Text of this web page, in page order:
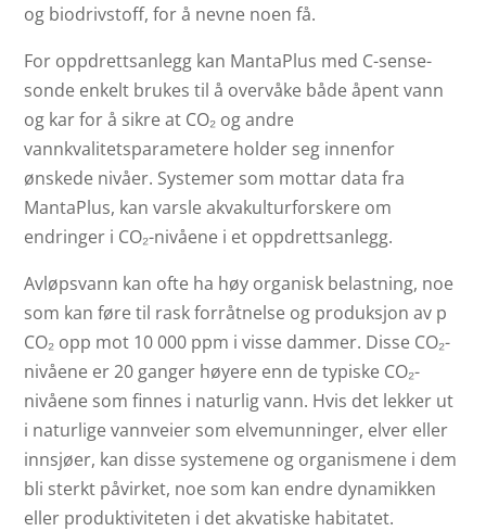
og biodrivstoff, for å nevne noen få.
For oppdrettsanlegg kan MantaPlus med C-sense-
sonde enkelt brukes til å overvåke både åpent vann
og kar for å sikre at CO₂ og andre
vannkvalitetsparametere holder seg innenfor
ønskede nivåer. Systemer som mottar data fra
MantaPlus, kan varsle akvakulturforskere om
endringer i CO₂-nivåene i et oppdrettsanlegg.
Avløpsvann kan ofte ha høy organisk belastning, noe
som kan føre til rask forråtnelse og produksjon av p
CO₂ opp mot 10 000 ppm i visse dammer. Disse CO₂-
nivåene er 20 ganger høyere enn de typiske CO₂-
nivåene som finnes i naturlig vann. Hvis det lekker ut
i naturlige vannveier som elvemunninger, elver eller
innsjøer, kan disse systemene og organismene i dem
bli sterkt påvirket, noe som kan endre dynamikken
eller produktiviteten i det akvatiske habitatet.